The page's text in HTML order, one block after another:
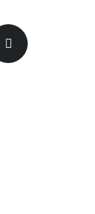
Email